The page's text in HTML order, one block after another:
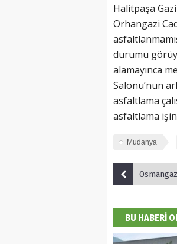
Halitpaşa
Orhangazi
durumu
alamayınca
Salonu’nun
asfaltlama
asfaltlama
Mudanya
BU HABERİ